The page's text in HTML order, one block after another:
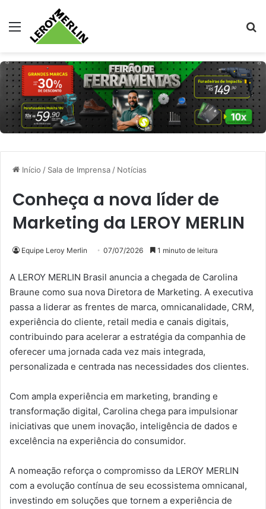
Menu
Início / Sala de Imprensa/ Notícias
Conheça a nova líder de
Marketing da LEROY MERLIN
Equipe Leroy Merlin 07/07/2026 1 minuto de leitura
A LEROY MERLIN Brasil anuncia a chegada de Carolina
Braune como sua nova Diretora de Marketing. A executiva
passa a liderar as frentes de marca, omnicanalidade, CRM,
experiência do cliente, retail media e canais digitais,
contribuindo para acelerar a estratégia da companhia de
oferecer uma jornada cada vez mais integrada,
personalizada e centrada nas necessidades dos clientes.
Com ampla experiência em marketing, branding e
transformação digital, Carolina chega para impulsionar
iniciativas que unem inovação, inteligência de dados e
excelência na experiência do consumidor.
A nomeação reforça o compromisso da LEROY MERLIN
com a evolução contínua de seu ecossistema omnicanal,
investindo em soluções que tornem a experiência de